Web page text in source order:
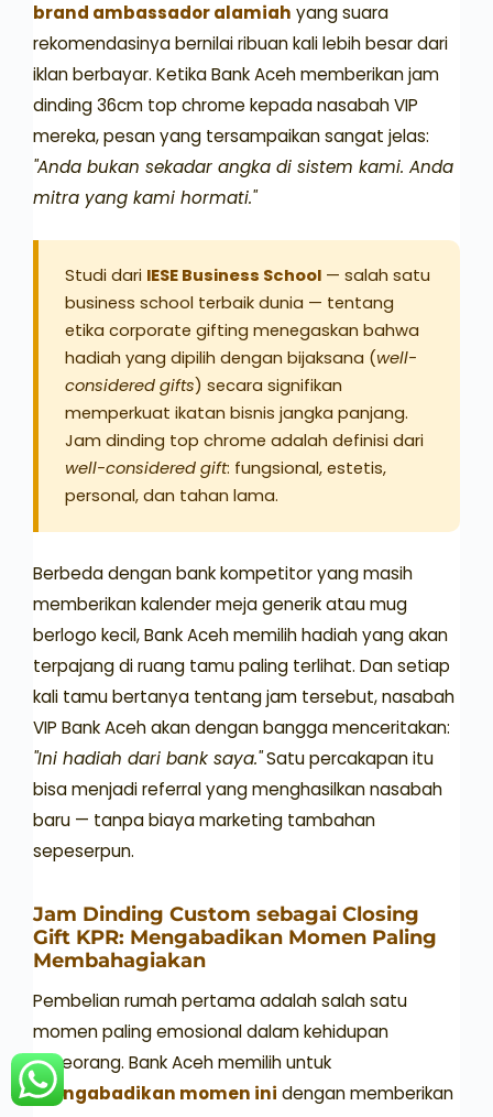
brand ambassador alamiah yang suara
rekomendasinya bernilai ribuan kali lebih besar dari
iklan berbayar. Ketika Bank Aceh memberikan jam
dinding 36cm top chrome kepada nasabah VIP
mereka, pesan yang tersampaikan sangat jelas:
"Anda bukan sekadar angka di sistem kami. Anda
mitra yang kami hormati."
Studi dari IESE Business School — salah satu
business school terbaik dunia — tentang
etika corporate gifting menegaskan bahwa
hadiah yang dipilih dengan bijaksana (well-
considered gifts) secara signifikan
memperkuat ikatan bisnis jangka panjang.
Jam dinding top chrome adalah definisi dari
well-considered gift: fungsional, estetis,
personal, dan tahan lama.
Berbeda dengan bank kompetitor yang masih
memberikan kalender meja generik atau mug
berlogo kecil, Bank Aceh memilih hadiah yang akan
terpajang di ruang tamu paling terlihat. Dan setiap
kali tamu bertanya tentang jam tersebut, nasabah
VIP Bank Aceh akan dengan bangga menceritakan:
"Ini hadiah dari bank saya."Satu percakapan itu
bisa menjadi referral yang menghasilkan nasabah
baru — tanpa biaya marketing tambahan
sepeserpun.
Jam Dinding Custom sebagai Closing
Gift KPR: Mengabadikan Momen Paling
Membahagiakan
Pembelian rumah pertama adalah salah satu
momen paling emosional dalam kehidupan
seseorang. Bank Aceh memilih untuk
mengabadikan momen ini dengan memberikan